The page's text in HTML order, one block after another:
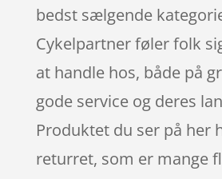
bedst sælgende
Cykelpartner føler folk
at handle hos, både på
gode service og deres
Produktet du ser på her
returret, som er mange